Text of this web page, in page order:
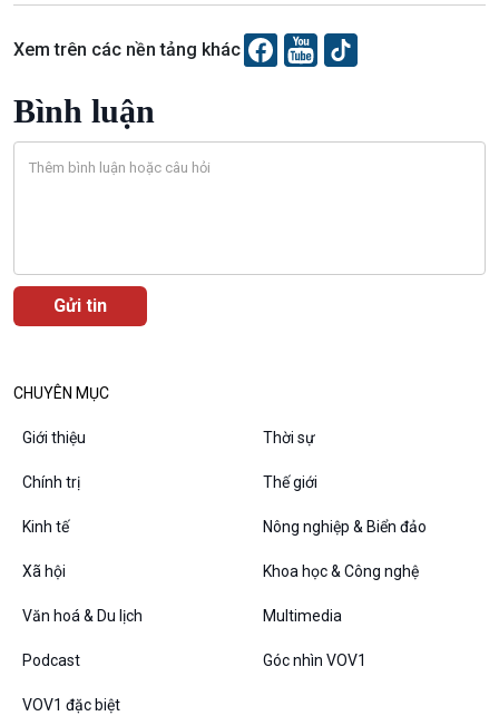
Câu chuyện Thể thao
Infographic
E-Magazine
Podcast
Góc nhìn VOV1
Diễn đàn chủ nhật
Chuyện đêm
Xem trên các nền tảng khác
Bình luận
CHUYÊN MỤC
Giới thiệu Thời sự
Chính trị Thế giới
Kinh tế Nông nghiệp & Biển đảo
Xã hội Khoa học & Công nghệ
Văn hoá & Du lịch Multimedia
Podcast Góc nhìn VOV1
VOV1 đặc biệt